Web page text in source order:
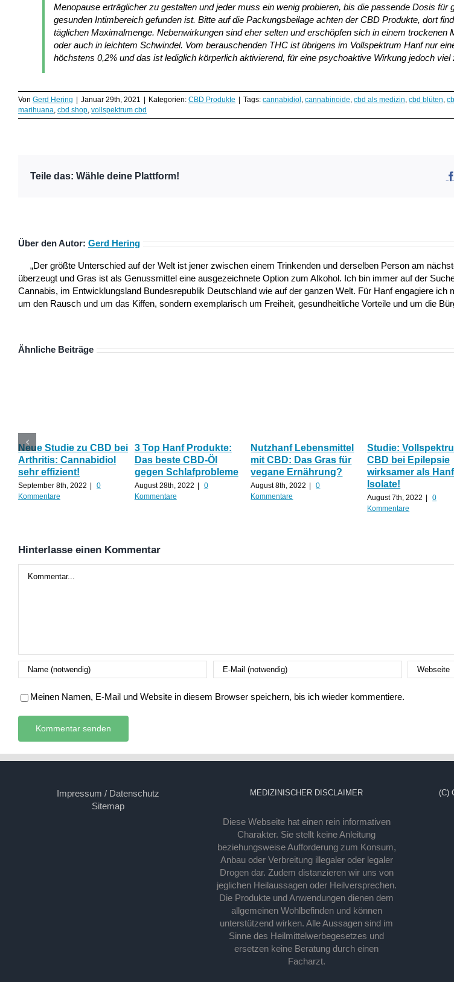
Menopause erträglicher zu gestalten und jeder muss ein wenig probieren, bis die passende Dosis für
gesunden Intimbereich gefunden ist. Bitte auf die Packungsbeilage achten der CBD Produkte, dort
täglichen Maximalmenge. Nebenwirkungen sind eher selten und erschöpfen sich in einem trockenen
oder auch in leichtem Schwindel. Vom berauschenden THC ist übrigens im Vollspektrum Hanf nur
höchstens 0,2% und das ist lediglich körperlich aktivierend, für eine psychoaktive Wirkung jedoch viel
Von Gerd Hering | Januar 29th, 2021 | Kategorien: CBD Produkte | Tags: cannabidiol, cannabinoide, cbd als medizin, cbd blüten,
marihuana, cbd shop, vollspektrum cbd
Teile das: Wähle deine Plattform!
Über den Autor: Gerd Hering
„Der größte Unterschied auf der Welt ist jener zwischen einem Trinkenden und derselben Person am
überzeugt und Gras ist als Genussmittel eine ausgezeichnete Option zum Alkohol. Ich bin immer auf der
Cannabis, im Entwicklungsland Bundesrepublik Deutschland wie auf der ganzen Welt. Für Hanf engagiere ich
um den Rausch und um das Kiffen, sondern exemplarisch um Freiheit, gesundheitliche Vorteile und um die
Ähnliche Beiträge
Neue Studie zu CBD bei
Arthritis: Cannabidiol
sehr effizient!
September 8th, 2022 |
0
Kommentare
3 Top Hanf Produkte:
Das beste CBD-Öl
gegen Schlafprobleme
August 28th, 2022 |
0
Kommentare
Nutzhanf Lebensmittel
mit CBD: Das Gras für
vegane Ernährung?
August 8th, 2022 |
0
Kommentare
Studie:
CBD bei Epilepsie
wirksamer als Hanf
Isolate!
August 7th, 2022 |
0
Kommentare
Hinterlasse einen Kommentar
Meinen Namen, E-Mail und Website in diesem Browser speichern, bis ich wieder kommentiere.
Impressum / Datenschutz
Sitemap
MEDIZINISCHER DISCLAIMER
Diese Webseite hat einen rein informativen
Charakter. Sie stellt keine Anleitung
beziehungsweise Aufforderung zum Konsum,
Anbau oder Verbreitung illegaler oder legaler
Drogen dar. Zudem distanzieren wir uns von
jeglichen Heilaussagen oder Heilversprechen.
Die Produkte und Anwendungen dienen dem
allgemeinen Wohlbefinden und können
unterstützend wirken. Alle Aussagen sind im
Sinne des Heilmittelwerbegesetzes und
ersetzen keine Beratung durch einen
Facharzt.
(C)